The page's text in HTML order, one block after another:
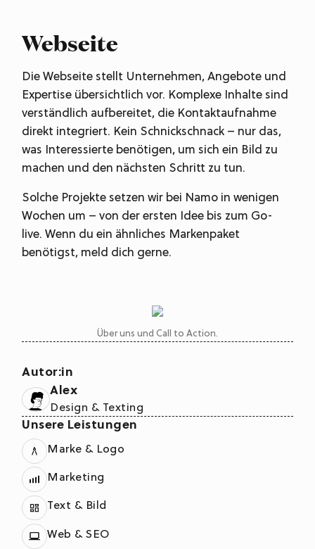
Webseite
Die Webseite stellt Unternehmen, Angebote und
Expertise übersichtlich vor. Komplexe Inhalte sind
verständlich aufbereitet, die Kontaktaufnahme
direkt integriert. Kein Schnickschnack – nur das,
was Interessierte benötigen, um sich ein Bild zu
machen und den nächsten Schritt zu tun.
Solche Projekte setzen wir bei Namo in wenigen
Wochen um – von der ersten Idee bis zum Go-
live. Wenn du ein ähnliches Markenpaket
benötigst, meld dich gerne.
Über uns und Call to Action.
Autor:in
Alex
Design & Texting
Unsere Leistungen
Marke & Logo
Marketing
Text & Bild
Web & SEO